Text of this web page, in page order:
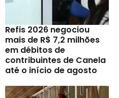
Refis 2026 negociou
mais de R$ 7,2 milhões
em débitos de
contribuintes de Canela
até o início de agosto